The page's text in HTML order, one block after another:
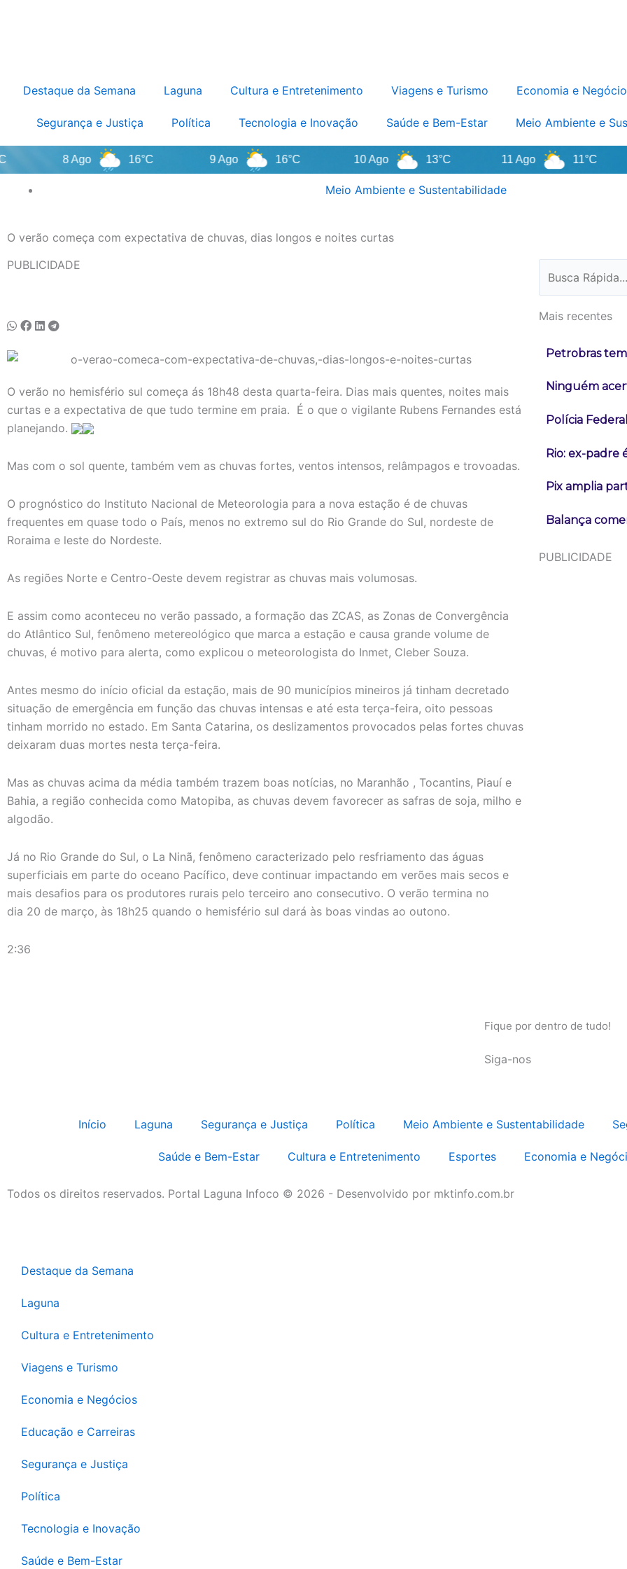
Destaque da Semana Laguna Cultura e Entretenimento Viagens e Turismo Economia e
Segurança e Justiça Política Tecnologia e Inovação Saúde e Bem-Estar Meio Ambiente e
8 Ago 16°C 9 Ago 16°C 10 Ago 13°C 11 Ago 11°C
Meio Ambiente e Sustentabilidade
O verão começa com expectativa de chuvas, dias longos e noites curtas
PUBLICIDADE
O verão no hemisfério sul começa ás 18h48 desta quarta-feira. Dias mais quentes, noites mais
curtas e a expectativa de que tudo termine em praia. É o que o vigilante Rubens Fernandes está
planejando.
Mas com o sol quente, também vem as chuvas fortes, ventos intensos, relâmpagos e trovoadas.
O prognóstico do Instituto Nacional de Meteorologia para a nova estação é de chuvas
frequentes em quase todo o País, menos no extremo sul do Rio Grande do Sul, nordeste de
Roraima e leste do Nordeste.
As regiões Norte e Centro-Oeste devem registrar as chuvas mais volumosas.
E assim como aconteceu no verão passado, a formação das ZCAS, as Zonas de Convergência
do Atlântico Sul, fenômeno metereológico que marca a estação e causa grande volume de
chuvas, é motivo para alerta, como explicou o meteorologista do Inmet, Cleber Souza.
Antes mesmo do início oficial da estação, mais de 90 municípios mineiros já tinham decretado
situação de emergência em função das chuvas intensas e até esta terça-feira, oito pessoas
tinham morrido no estado. Em Santa Catarina, os deslizamentos provocados pelas fortes chuvas
deixaram duas mortes nesta terça-feira.
Mas as chuvas acima da média também trazem boas notícias, no Maranhão , Tocantins, Piauí e
Bahia, a região conhecida como Matopiba, as chuvas devem favorecer as safras de soja, milho e
algodão.
Já no Rio Grande do Sul, o La Ninã, fenômeno caracterizado pelo resfriamento das águas
superficiais em parte do oceano Pacífico, deve continuar impactando em verões mais secos e
mais desafios para os produtores rurais pelo terceiro ano consecutivo. O verão termina no
dia 20 de março, às 18h25 quando o hemisfério sul dará às boas vindas ao outono.
2:36
Mais recentes
Petrobras
Ninguém
Polícia
Rio: ex-padre
Pix amplia
Balança
PUBLICIDADE
Fique por dentro de tudo!
Siga-nos
Início Laguna Segurança e Justiça Política Meio Ambiente e Sustentabilidade
Saúde e Bem-Estar Cultura e Entretenimento Esportes Economia e
Todos os direitos reservados. Portal Laguna Infoco © 2026 - Desenvolvido por mktinfo.com.br
Destaque da Semana
Laguna
Cultura e Entretenimento
Viagens e Turismo
Economia e Negócios
Educação e Carreiras
Segurança e Justiça
Política
Tecnologia e Inovação
Saúde e Bem-Estar